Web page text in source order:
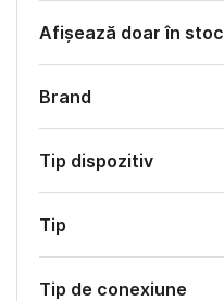
Afișează doar în stoc
Brand
Tip dispozitiv
Tip
Tip de conexiune